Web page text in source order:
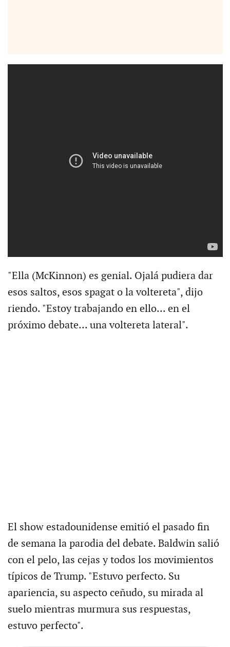
"Ella (McKinnon) es genial. Ojalá pudiera dar
esos saltos, esos spagat o la voltereta", dijo
riendo. "Estoy trabajando en ello... en el
próximo debate... una voltereta lateral".
El show estadounidense emitió el pasado fin
de semana la parodia del debate. Baldwin salió
con el pelo, las cejas y todos los movimientos
típicos de Trump. "Estuvo perfecto. Su
apariencia, su aspecto ceñudo, su mirada al
suelo mientras murmura sus respuestas,
estuvo perfecto".